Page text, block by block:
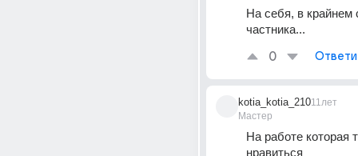
На себя, в крайнем
частника...
0
kotia_kotia_210
Мастер
11лет
На работе которая
нравиться